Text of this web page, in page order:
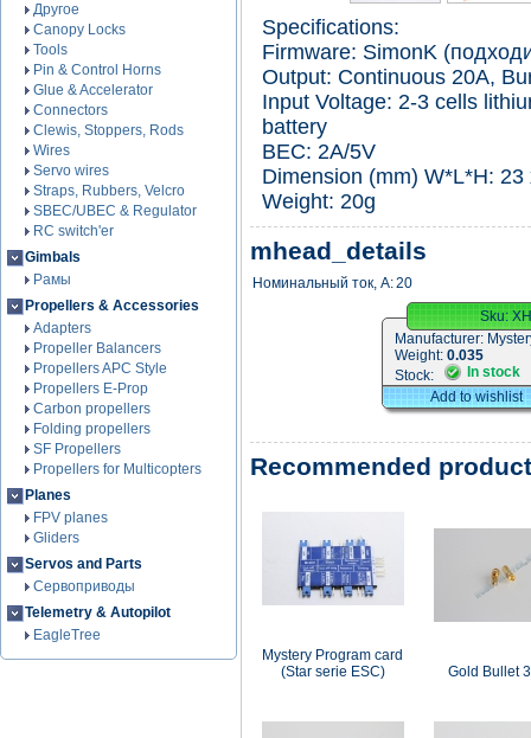
Другое
Canopy Locks
Tools
Pin & Control Horns
Glue & Accelerator
Connectors
Clewis, Stoppers, Rods
Wires
Servo wires
Straps, Rubbers, Velcro
SBEC/UBEC & Regulator
RC switch'er
Gimbals
Рамы
Propellers & Accessories
Adapters
Propeller Balancers
Propellers APC Style
Propellers E-Prop
Carbon propellers
Folding propellers
SF Propellers
Propellers for Multicopters
Planes
FPV planes
Gliders
Servos and Parts
Сервоприводы
Telemetry & Autopilot
EagleTree
Specifications:
Firmware: SimonK
Output: Continuous 20A,
Input Voltage: 2-3 cells
battery
BEC: 2A/5V
Dimension (mm) W*L*H: 23
Weight: 20g
mhead_details
Номинальный ток, А:20
Sku:
Manufacturer:
Weight: 0.035
Stock:
In stock
Add to wishlist
Recommended
Mystery Program card
(Star serie ESC)
Gold Bullet